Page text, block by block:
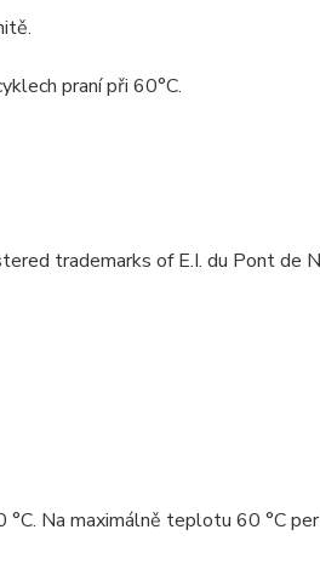
praní při 60°C.
trademarks of E.I. du Pont de
Na maximálně teplotu 60 °C